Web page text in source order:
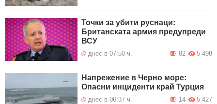
Точки за убити руснаци:
Британската армия предупреди
ВСУ
днес в 07:50 ч. 5 498
82
Напрежение в Черно море:
Опасни инциденти край Турция
днес в 06:37 ч. 5 427
14